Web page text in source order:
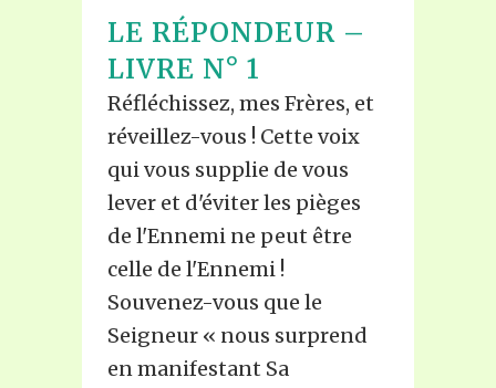
LE RÉPONDEUR –
LIVRE N° 1
Réfléchissez, mes Frères, et
réveillez-vous ! Cette voix
qui vous supplie de vous
lever et d'éviter les pièges
de l'Ennemi ne peut être
celle de l'Ennemi !
Souvenez-vous que le
Seigneur « nous surprend
en manifestant Sa